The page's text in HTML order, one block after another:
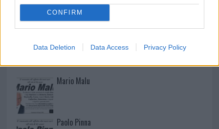
CONFIRM
Data Deletion Data Access Privacy Policy
NECROLOGIE
Mario Malu
Paolo Pinna